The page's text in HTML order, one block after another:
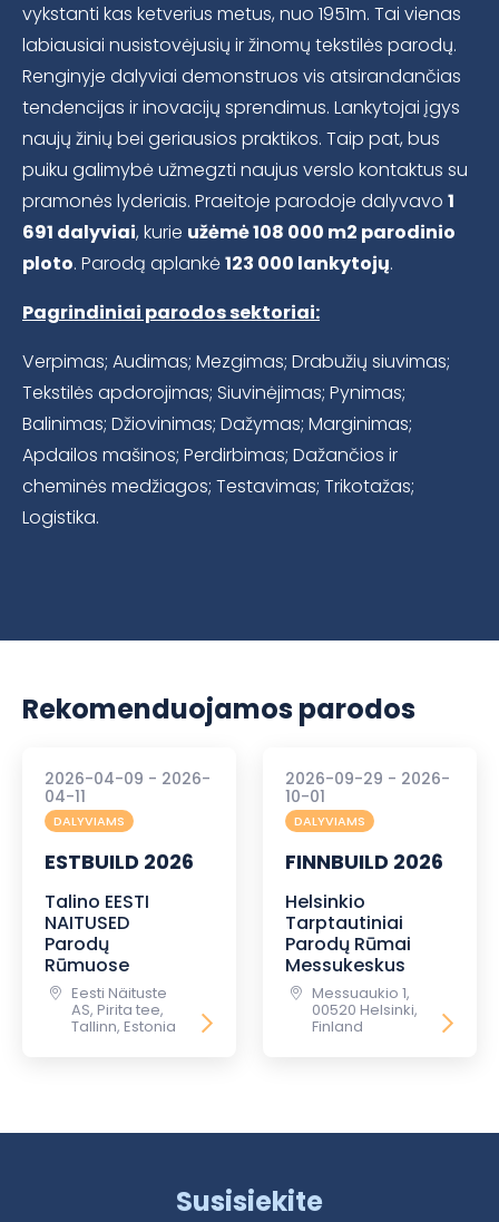
vykstanti kas ketverius metus, nuo 1951m. Tai vienas
labiausiai nusistovėjusių ir žinomų tekstilės parodų.
Renginyje dalyviai demonstruos vis atsirandančias
tendencijas ir inovacijų sprendimus. Lankytojai įgys
naujų žinių bei geriausios praktikos. Taip pat, bus
puiku galimybė užmegzti naujus verslo kontaktus su
pramonės lyderiais. Praeitoje parodoje dalyvavo 1
691 dalyviai, kurie užėmė 108 000 m2 parodinio
ploto. Parodą aplankė123 000 lankytojų.
Pagrindiniai parodos sektoriai:
Verpimas; Audimas; Mezgimas; Drabužių siuvimas;
Tekstilės apdorojimas; Siuvinėjimas; Pynimas;
Balinimas; Džiovinimas; Dažymas; Marginimas;
Apdailos mašinos; Perdirbimas; Dažančios ir
cheminės medžiagos; Testavimas; Trikotažas;
Logistika.
Rekomenduojamos parodos
2026-04-09 - 2026-
04-11
DALYVIAMS
ESTBUILD 2026
Talino EESTI
NAITUSED
Parodų
Rūmuose
Eesti Näituste
AS, Pirita tee,
Tallinn, Estonia
2026-09-29 - 2026-
10-01
DALYVIAMS
FINNBUILD 2026
Helsinkio
Tarptautiniai
Parodų Rūmai
Messukeskus
Messuaukio 1,
00520 Helsinki,
Finland
Susisiekite